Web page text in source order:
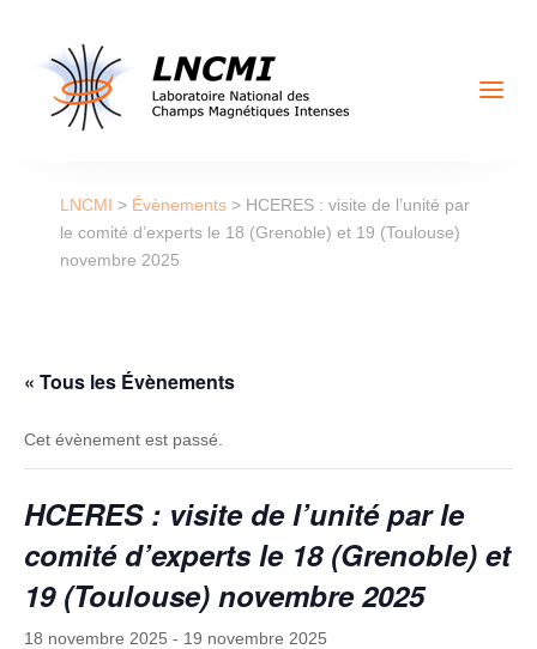
a
LNCMI > Évènements> HCERES : visite de l’unité par
le comité d’experts le 18 (Grenoble) et 19 (Toulouse)
novembre 2025
« Tous les Évènements
Cet évènement est passé.
HCERES : visite de l’unité par le
comité d’experts le 18 (Grenoble) et
19 (Toulouse) novembre 2025
18 novembre 2025 - 19 novembre 2025